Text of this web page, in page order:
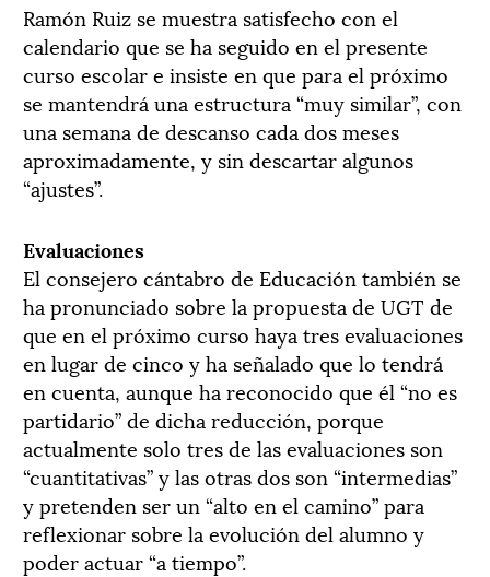
Ramón Ruiz se muestra satisfecho con el
calendario que se ha seguido en el presente
curso escolar e insiste en que para el próximo
se mantendrá una estructura “muy similar”, con
una semana de descanso cada dos meses
aproximadamente, y sin descartar algunos
“ajustes”.
Evaluaciones
El consejero cántabro de Educación también se
ha pronunciado sobre la propuesta de UGT de
que en el próximo curso haya tres evaluaciones
en lugar de cinco y ha señalado que lo tendrá
en cuenta, aunque ha reconocido que él “no es
partidario” de dicha reducción, porque
actualmente solo tres de las evaluaciones son
“cuantitativas” y las otras dos son “intermedias”
y pretenden ser un “alto en el camino” para
reflexionar sobre la evolución del alumno y
poder actuar “a tiempo”.